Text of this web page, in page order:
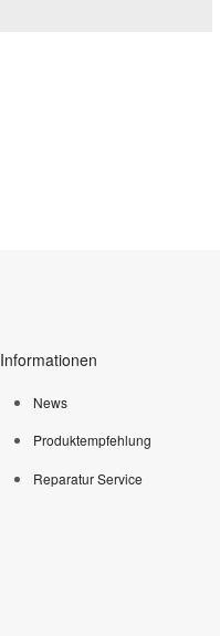
Informationen
News
Produktempfehlung
Reparatur Service